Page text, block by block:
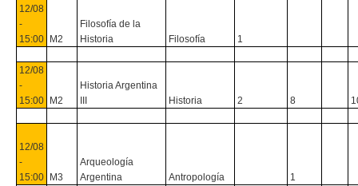
12/08
-
15:00
M2
Filosofía de la
Historia
Filosofía 1
12/08
-
15:00
M2
Historia Argentina
Historia 2 8
12/08
-
15:00
M3
Arqueología
Argentina
Antropología 1